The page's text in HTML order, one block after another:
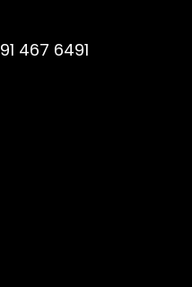
91 467 6491